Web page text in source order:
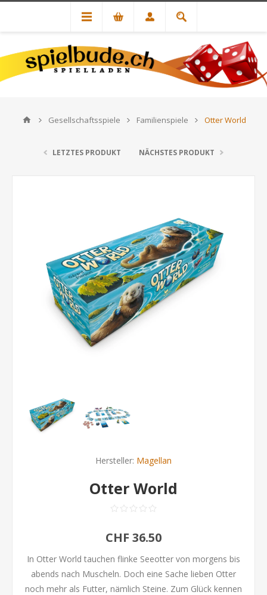
Gesellschaftsspiele Familienspiele Otter World
LETZTES PRODUKT NÄCHSTES PRODUKT
Hersteller: Magellan
Otter World
CHF 36.50
In Otter World tauchen flinke Seeotter von morgens bis
abends nach Muscheln. Doch eine Sache lieben Otter
noch mehr als Futter, nämlich Steine. Zum Glück kennen